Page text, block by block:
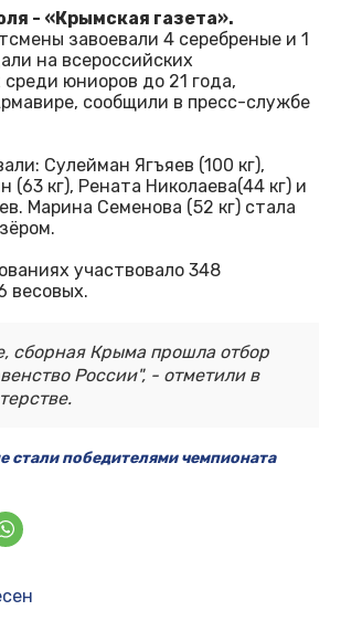
- «Крымская газета».
завоевали 4 серебреные и 1
на всероссийских
среди юниоров до 21 года,
сообщили в пресс-службе
Сулейман Ягъяев (100 кг),
(63 кг), Рената Николаева(44 кг) и
Марина Семенова (52 кг) стала
участвовало 348
весовых.
сборная Крыма прошла отбор
России", - отметили в
стали победителями чемпионата